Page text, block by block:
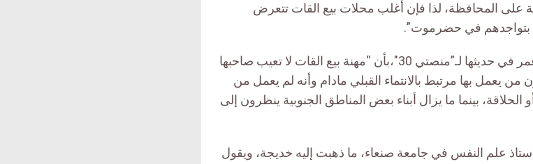
على المحافظة، لذا فإن أغلب محلات بيع القات تتعرض
بتواجدهم في حضرموت”.
وترى الباحثة في علم الاجتماع خديجة عمر في حديثها لـ”منصتي 30″،بأن “مهنة بيع القات لا تعيب صاحبها
من يعمل بها مرتبط بالانتماء القبلي مادام وأنه لم يعمل من
بينما ما يزال أبناء بعض المناطق الجنوبية ينظرون إلى
علم النفس في جامعة صنعاء، ما ذهبت إليه خديجة، ويقول